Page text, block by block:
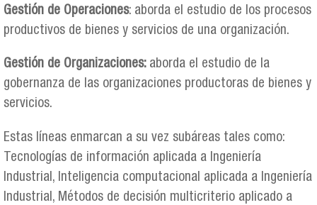
Gestión de Operaciones: aborda el estudio de los procesos
productivos de bienes y servicios de una organización.
Gestión de Organizaciones: aborda el estudio de la
gobernanza de las organizaciones productoras de bienes y
servicios.
Estas líneas enmarcan a su vez subáreas tales como:
Tecnologías de información aplicada a Ingeniería
Industrial, Inteligencia computacional aplicada a Ingeniería
Industrial, Métodos de decisión multicriterio aplicado a